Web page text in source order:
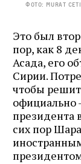
ФОТО: MURAT
Это был
пор, как 8
Асада, его
Сирии.
чтобы
официально
президента
сих пор